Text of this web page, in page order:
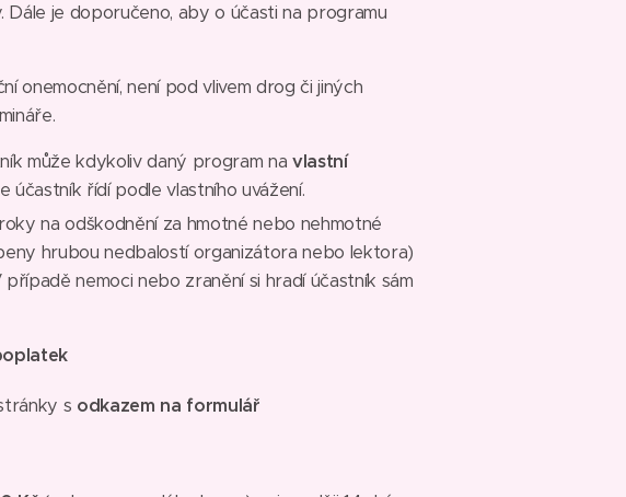
je doporučeno, aby o účasti na programu
onemocnění, není pod vlivem drog či jiných
může kdykoliv daný program navlastní
řídí podle vlastního uvážení.
na odškodnění za hmotné nebo nehmotné
hrubou nedbalostí organizátora nebo lektora)
nemoci nebo zranění si hradí účastník sám
s odkazem na formulář